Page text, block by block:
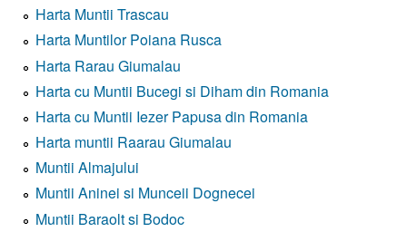
Harta Muntii Trascau
Harta Muntilor Poiana Rusca
Harta Rarau Giumalau
Harta cu Muntii Bucegi si Diham din Romania
Harta cu Muntii Iezer Papusa din Romania
Harta muntii Raarau Giumalau
Muntii Almajului
Muntii Aninei si Munceii Dognecei
Muntii Baraolt si Bodoc